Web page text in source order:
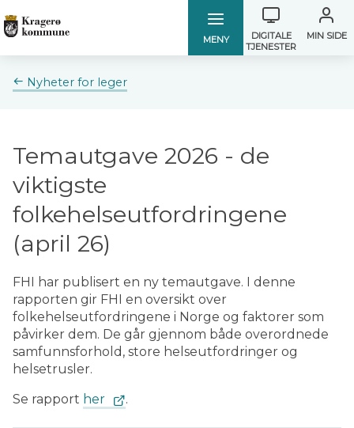
Kragerø
kommune
Kragerø
kommune
DIGITALE
TJENESTER
MIN SIDE
MENY
Du
er
Nyheter for leger
Temautgave 2026 - de
viktigste
folkehelseutfordringene
(april 26)
FHI har publisert en ny temautgave. I denne
rapporten gir FHI en oversikt over
folkehelseutfordringene i Norge og faktorer som
påvirker dem. De går gjennom både overordnede
samfunnsforhold, store helseutfordringer og
helsetrusler.
Se rapport her .